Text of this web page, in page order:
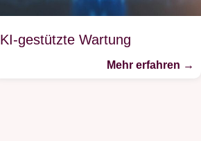
KI-gestützte Wartung
Mehr erfahren →